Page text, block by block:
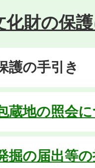
化財の保
護の手引き
蔵地の照会
掘の届出等